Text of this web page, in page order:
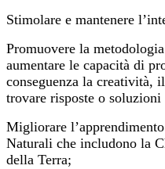
Stimolare e mantenere
Promuovere la
aumentare le capacità di
conseguenza la creatività,
trovare risposte o soluzioni
Migliorare
Naturali che includono la
della Terra;